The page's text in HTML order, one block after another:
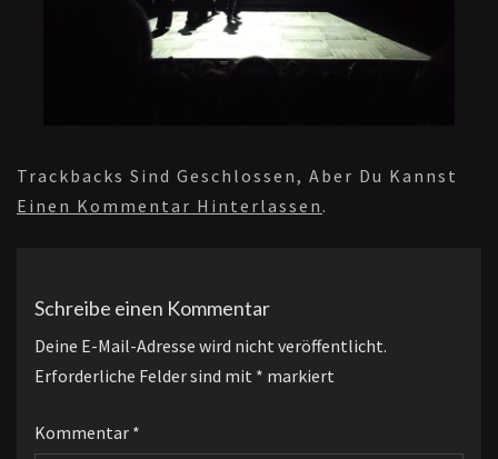
Trackbacks Sind Geschlossen, Aber Du Kannst
Einen Kommentar Hinterlassen .
Schreibe einen Kommentar
Deine E-Mail-Adresse wird nicht veröffentlicht.
Erforderliche Felder sind mit * markiert
Kommentar *